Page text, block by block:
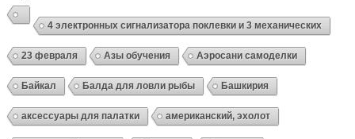
4 электронных сигнализатора поклевки и 3 механических
23 февраля Азы обучения Аэросани самоделки
Байкал Балда для ловли рыбы Башкирия
аксессуары для палатки американский, эхолот